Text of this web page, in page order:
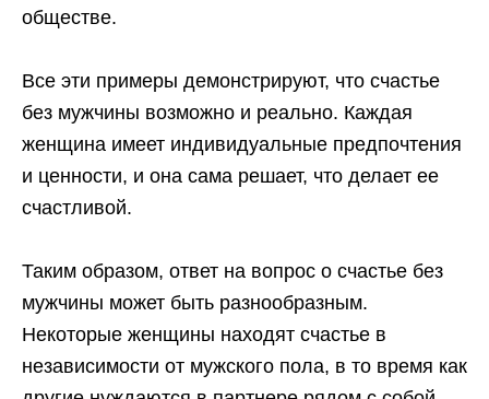
обществе.
Все эти примеры демонстрируют, что счастье
без мужчины возможно и реально. Каждая
женщина имеет индивидуальные предпочтения
и ценности, и она сама решает, что делает ее
счастливой.
Таким образом, ответ на вопрос о счастье без
мужчины может быть разнообразным.
Некоторые женщины находят счастье в
независимости от мужского пола, в то время как